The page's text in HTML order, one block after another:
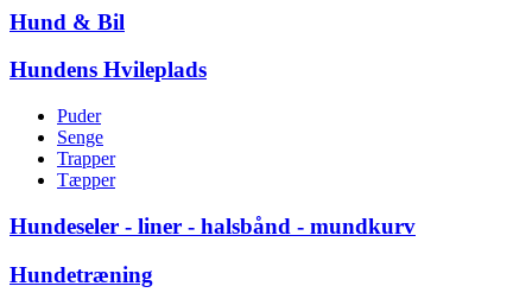
Hund & Bil
Hundens Hvileplads
Puder
Senge
Trapper
Tæpper
Hundeseler - liner - halsbånd - mundkurv
Hundetræning